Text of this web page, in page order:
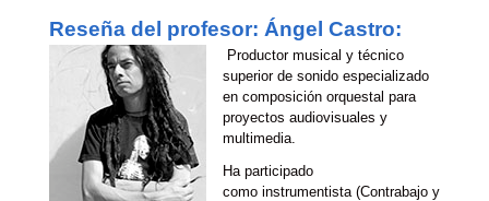
Reseña del profesor: Ángel Castro:
Productor musical y técnico
superior de sonido especializado
en composición orquestal para
proyectos audiovisuales y
multimedia.
Ha participado
como instrumentista (Contrabajo y